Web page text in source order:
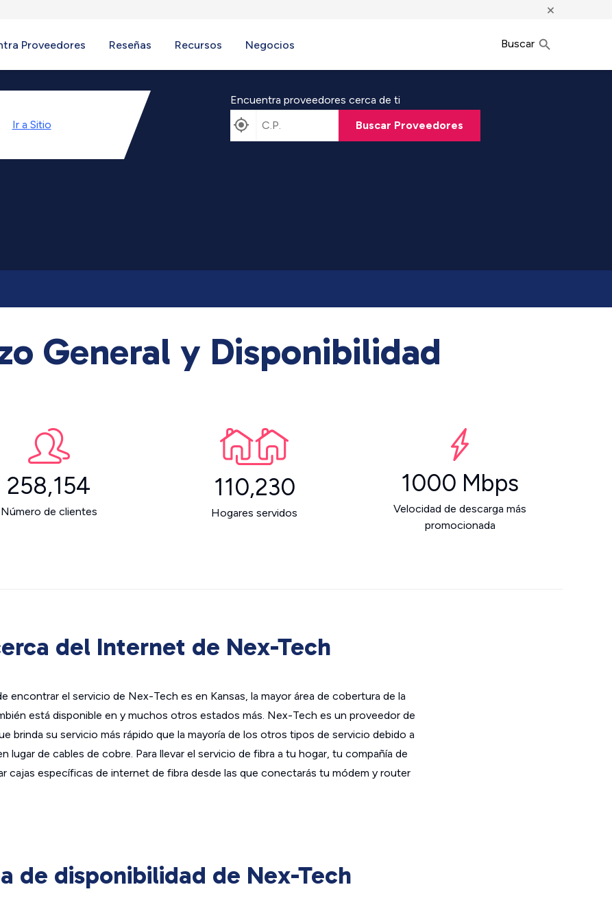
×
Proveedores Reseñas Recursos Negocios Buscar
Ir a Sitio
Encuentra proveedores cerca de ti
Buscar Proveedores
General y Disponibilidad
258,154
Número de clientes
110,230
Hogares servidos
1000 Mbps
Velocidad de descarga más
promocionada
del Internet de Nex-Tech
encontrar el servicio de Nex-Tech es en Kansas, la mayor área de cobertura de la
está disponible en y muchos otros estados más. Nex-Tech es un proveedor de
brinda su servicio más rápido que la mayoría de los otros tipos de servicio debido a
lugar de cables de cobre. Para llevar el servicio de fibra a tu hogar, tu compañía de
cajas específicas de internet de fibra desde las que conectarás tu módem y router
de disponibilidad de Nex-Tech